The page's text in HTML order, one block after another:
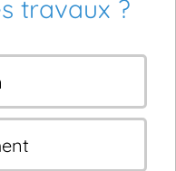
travaux ?